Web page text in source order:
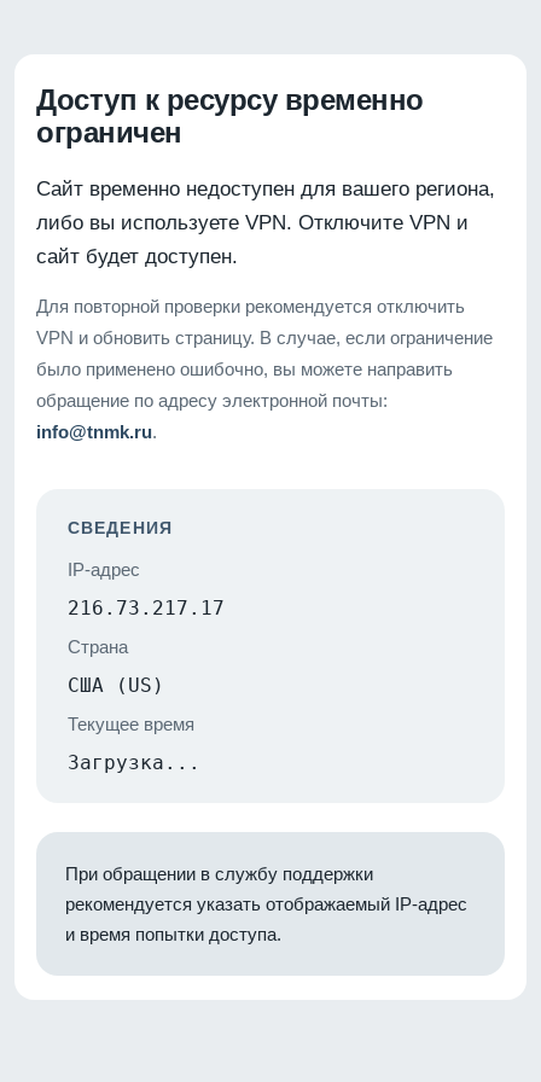
Доступ к ресурсу временно
ограничен
Сайт временно недоступен для вашего региона,
либо вы используете VPN. Отключите VPN и
сайт будет доступен.
Для повторной проверки рекомендуется отключить
VPN и обновить страницу. В случае, если ограничение
было применено ошибочно, вы можете направить
обращение по адресу электронной почты:
info@tnmk.ru.
СВЕДЕНИЯ
IP-адрес
216.73.217.17
Страна
США (US)
Текущее время
Загрузка...
При обращении в службу поддержки
рекомендуется указать отображаемый IP-адрес
и время попытки доступа.